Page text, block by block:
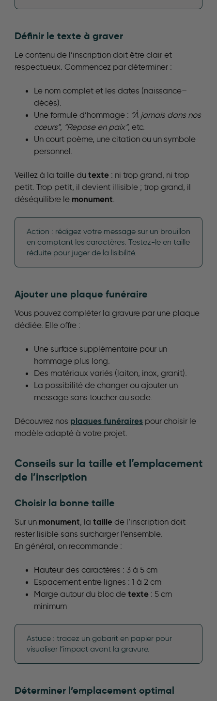
Définir le texte à graver
Le contenu de l’inscription doit être clair et
respectueux. Commencez par déterminer :
Le nom complet et les dates (naissance–
décès).
Une formule d’hommage : “À jamais dans nos
cœurs”, “Repose en paix”, etc.
Un court poème, une citation ou un symbole
personnel.
Veillez à la taille du texte : ni trop grand, ni trop
petit. Trop petit, il devient illisible ; trop grand, il
déséquilibre le monument.
Action : rédigez votre message sur un brouillon
en comptant les caractères. Testez-le en taille
réduite pour juger de la lisibilité.
Ajouter une plaque funéraire
Vous pouvez compléter la gravure par une plaque
dédiée. Elle offre :
Une surface supplémentaire pour un
hommage plus long.
Des matériaux variés (laiton, inox, granit).
La possibilité de changer ou ajouter un
message sans toucher au socle.
Découvrez nos plaques funéraires pour choisir le
modèle adapté à votre projet.
Conseils sur la taille et l’emplacement
de l’inscription
Choisir la bonne taille
Sur un monument, la taille de l’inscription doit
rester lisible sans surcharger l’ensemble.
En général, on recommande :
Hauteur des caractères : 3 à 5 cm
Espacement entre lignes : 1 à 2 cm
Marge autour du bloc de texte : 5 cm
minimum
Astuce : tracez un gabarit en papier pour
visualiser l’impact avant la gravure.
Déterminer l’emplacement optimal